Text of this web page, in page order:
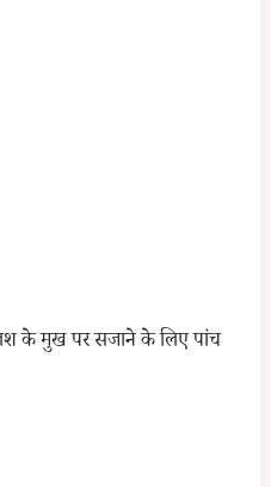
के मुख पर सजाने के लिए पांच